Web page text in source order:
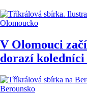
Olomoucko
V Olomouci
dorazí
Berounsko